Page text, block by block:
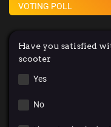
VOTING POLL
Have you satisfied
scooter
Yes
No